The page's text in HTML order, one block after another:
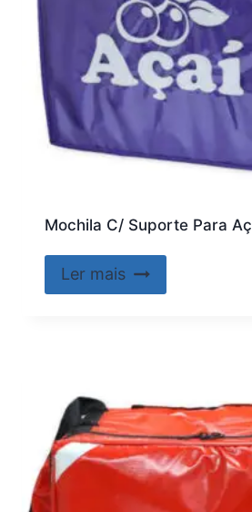
Mochila C/ Suporte Para
Ler mais